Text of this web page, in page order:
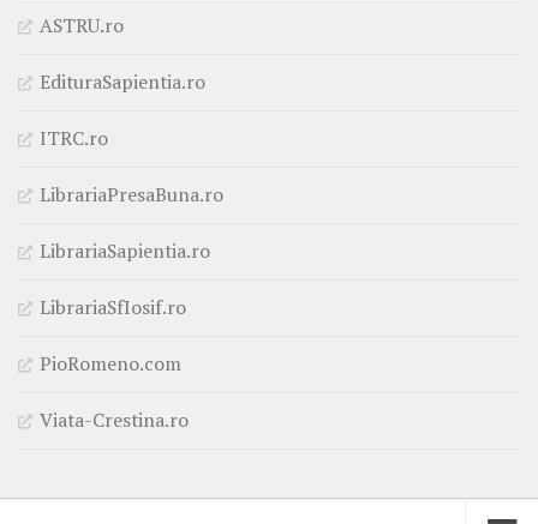
ASTRU.ro
EdituraSapientia.ro
ITRC.ro
LibrariaPresaBuna.ro
LibrariaSapientia.ro
LibrariaSfIosif.ro
PioRomeno.com
Viata-Crestina.ro